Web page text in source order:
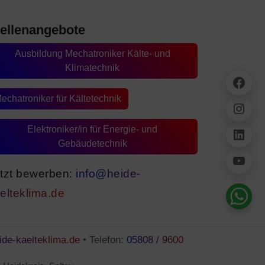
Ausbildung Mechatroniker Kälte- und
Klimatechnik
für Kältetechnik
Elektroniker/in für Energie- und
Gebäudetechnik
bewerben: info@heide-
kaelteklima.de • Telefon: 05808 / 9600